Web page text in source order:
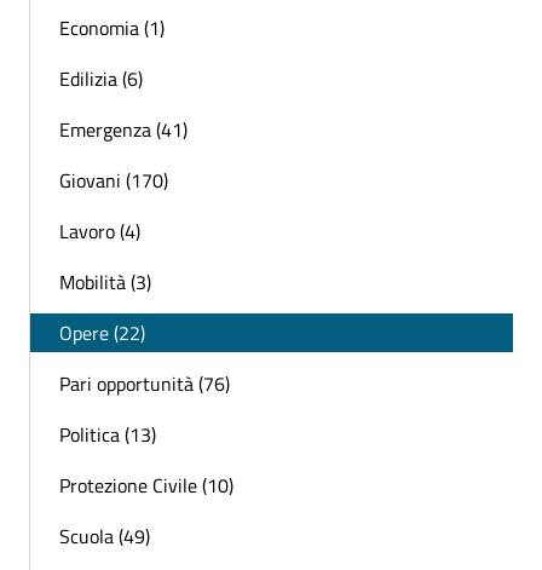
Economia (1)
Edilizia (6)
Emergenza (41)
Giovani (170)
Lavoro (4)
Mobilità (3)
Opere (22)
Pari opportunità (76)
Politica (13)
Protezione Civile (10)
Scuola (49)